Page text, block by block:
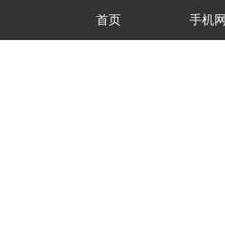
首页 手机网